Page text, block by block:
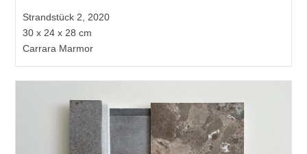
Strandstück 2, 2020
30 x 24 x 28 cm
Carrara Marmor